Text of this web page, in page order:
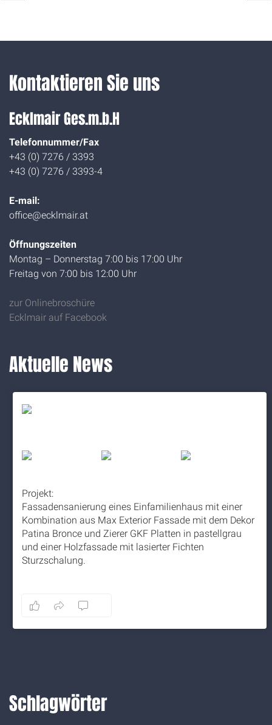
Kontaktieren Sie uns
Ecklmair Ges.m.b.H
Telefonnummer/Fax
+43 (0) 7276 / 3393
+43 (0) 7276 / 3393-4
E-mail:
office@ecklmair.at
Öffnungszeiten
Montag – Donnerstag 7:00 bis 17:00 Uhr
Freitag von 7:00 bis 12:00 Uhr
zur Onlinebroschüre
Ecklmair auf Facebook
Aktuelle News
Projekt:
Fassadensanierung eines Einfamilienhaus mit einer
Kombination aus Max Exterior Fassade mit dem Dekor
Patina Bronce und Zierer GKF Platten in pastellgrau
und einer Holzfassade mit lasierter Fichten
Sturzschalung.
Schlagwörter